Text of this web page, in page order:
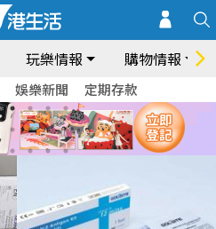
玩樂情報 購物情報
娛樂新聞 定期存款